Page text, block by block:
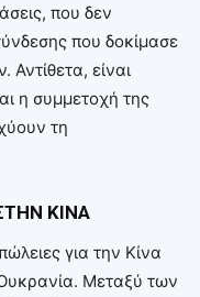
που δεν
που δοκίμασε
είναι
η συμμετοχή της
τη
ΚΙΝΑ
για την Κίνα
Μεταξύ των